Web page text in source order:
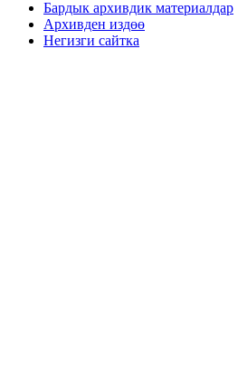
Бардык архивдик материалдар
Архивден издөө
Негизги сайтка